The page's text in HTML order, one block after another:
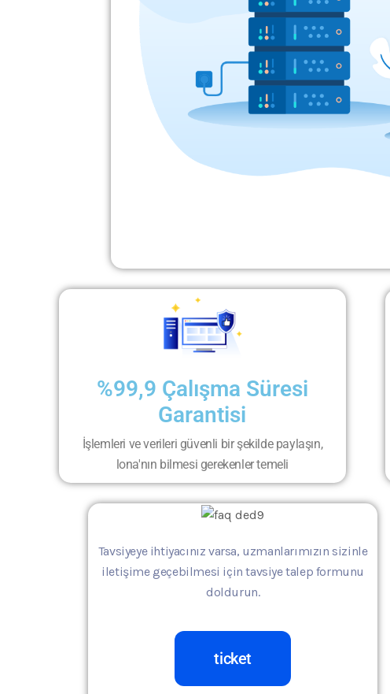
%99,9 Çalışma Süresi
Garantisi
İşlemleri ve verileri güvenli bir şekilde paylaşın,
lona'nın bilmesi gerekenler temeli
Tavsiyeye ihtiyacınız varsa, uzmanlarımızın sizinle
iletişime geçebilmesi için tavsiye talep formunu
doldurun.
ticket